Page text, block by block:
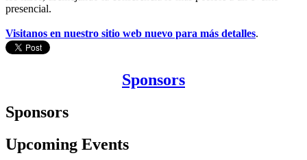
presencial.
Visitanos en nuestro sitio web nuevo para más detalles.
Sponsors
Sponsors
Upcoming Events